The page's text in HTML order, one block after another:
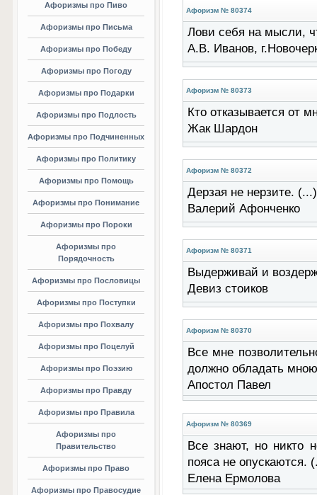
Афоризмы про Пиво
Афоризмы про Письма
Афоризмы про Победу
Афоризмы про Погоду
Афоризмы про Подарки
Афоризмы про Подлость
Афоризмы про Подчиненных
Афоризмы про Политику
Афоризмы про Помощь
Афоризмы про Понимание
Афоризмы про Пороки
Афоризмы про
Порядочность
Афоризмы про Пословицы
Афоризмы про Поступки
Афоризмы про Похвалу
Афоризмы про Поцелуй
Афоризмы про Поэзию
Афоризмы про Правду
Афоризмы про Правила
Афоризмы про
Правительство
Афоризмы про Право
Афоризмы про Правосудие
Афоризм № 80374
Лови себя на мысли,
А.В. Иванов,
Афоризм № 80373
Кто отказывается от
Жак Шардон
Афоризм № 80372
Дерзая не нерзите. (...)
Валерий Афонченко
Афоризм № 80371
Выдерживай и
Девиз стоиков
Афоризм № 80370
Все мне
должно обладать
Апостол Павел
Афоризм № 80369
Все знают, но никто
пояса не опускаются.
Елена Ермолова